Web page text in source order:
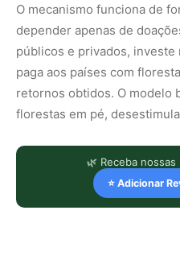
O mecanismo funciona de
depender apenas de
públicos e privados,
paga aos países com
retornos obtidos. O modelo
florestas em pé,
🌿 Receba
⭐ Adicionar